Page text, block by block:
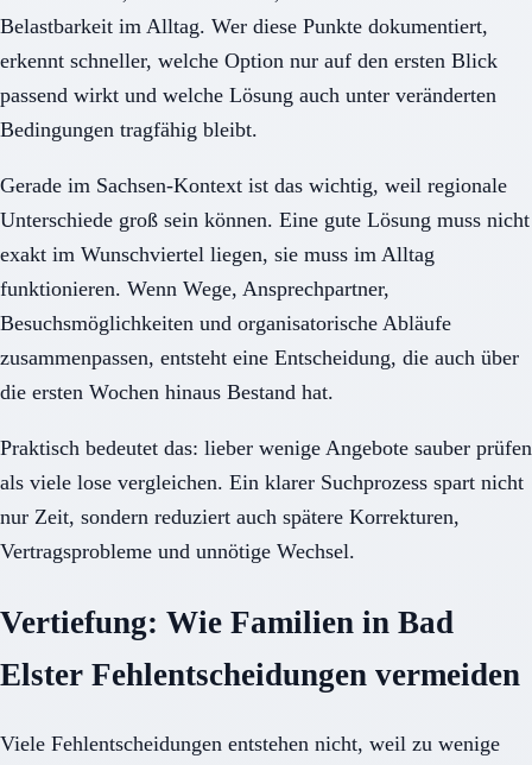
Belastbarkeit im Alltag. Wer diese Punkte dokumentiert,
erkennt schneller, welche Option nur auf den ersten Blick
passend wirkt und welche Lösung auch unter veränderten
Bedingungen tragfähig bleibt.
Gerade im Sachsen-Kontext ist das wichtig, weil regionale
Unterschiede groß sein können. Eine gute Lösung muss nicht
exakt im Wunschviertel liegen, sie muss im Alltag
funktionieren. Wenn Wege, Ansprechpartner,
Besuchsmöglichkeiten und organisatorische Abläufe
zusammenpassen, entsteht eine Entscheidung, die auch über
die ersten Wochen hinaus Bestand hat.
Praktisch bedeutet das: lieber wenige Angebote sauber prüfen
als viele lose vergleichen. Ein klarer Suchprozess spart nicht
nur Zeit, sondern reduziert auch spätere Korrekturen,
Vertragsprobleme und unnötige Wechsel.
Vertiefung: Wie Familien in Bad
Elster Fehlentscheidungen vermeiden
Viele Fehlentscheidungen entstehen nicht, weil zu wenige